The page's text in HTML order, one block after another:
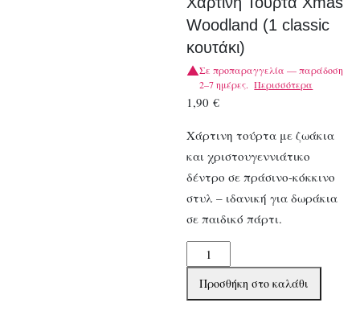
Woodland (1 classic
κουτάκι)
Σε προπαραγγελία — παράδοση
2–7 ημέρες. Περισσότερα
1,90€
Χάρτινη τούρτα με ζωάκια
και χριστουγεννιάτικο
δέντρο σε πράσινο-κόκκινο
στυλ – ιδανική για δωράκια
σε παιδικό πάρτι.
Χάρτινη
Τούρτα
Xmas
Προσθήκη στο καλάθι